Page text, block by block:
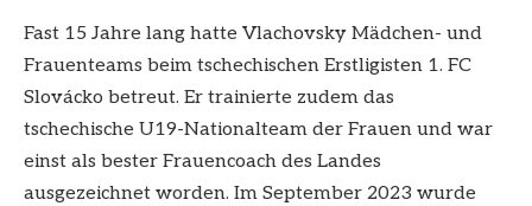
Fast 15 Jahre lang hatte Vlachovsky Mädchen- und
Frauenteams beim tschechischen Erstligisten 1. FC
Slovácko betreut. Er trainierte zudem das
tschechische U19-Nationalteam der Frauen und war
einst als bester Frauencoach des Landes
ausgezeichnet worden. Im September 2023 wurde